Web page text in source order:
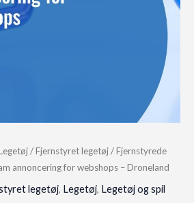
/Fjernstyret legetøj/Fjernstyrede
annoncering for webshops – Droneland
legetøj, Legetøj, Legetøj og spil